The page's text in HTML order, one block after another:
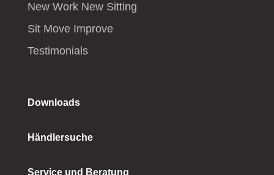
New Work New Sitting
Sit Move Improve
Testimonials
Downloads
Händlersuche
Service und Beratung